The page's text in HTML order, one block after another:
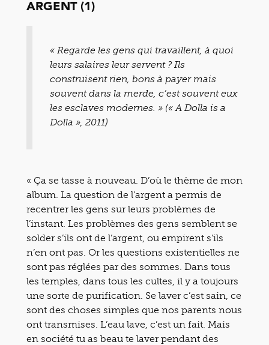
ARGENT (1)
« Regarde les gens qui travaillent, à quoi
leurs salaires leur servent ? Ils
construisent rien, bons à payer mais
souvent dans la merde, c’est souvent eux
les esclaves modernes. » (« A Dolla is a
Dolla », 2011)
« Ça se tasse à nouveau. D’où le thème de mon
album. La question de l’argent a permis de
recentrer les gens sur leurs problèmes de
l’instant. Les problèmes des gens semblent se
solder s’ils ont de l’argent, ou empirent s’ils
n’en ont pas. Or les questions existentielles ne
sont pas réglées par des sommes. Dans tous
les temples, dans tous les cultes, il y a toujours
une sorte de purification. Se laver c’est sain, ce
sont des choses simples que nos parents nous
ont transmises. L’eau lave, c’est un fait. Mais
en société tu as beau te laver pendant des